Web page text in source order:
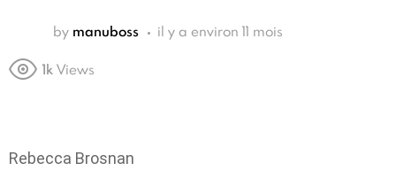
by manuboss il y a environ 11 mois
1k Views
Rebecca Brosnan